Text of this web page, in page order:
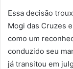
Essa decisão
Mogi das Cruzes
como um
conduzido seu
já transitou em